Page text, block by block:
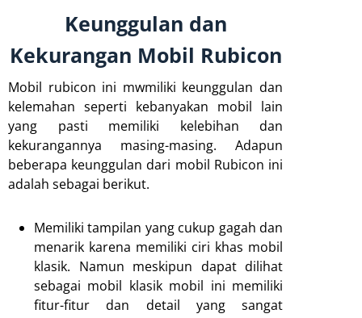
Keunggulan dan
Kekurangan Mobil Rubicon
Mobil rubicon ini mwmiliki keunggulan dan
kelemahan seperti kebanyakan mobil lain
yang pasti memiliki kelebihan dan
kekurangannya masing-masing. Adapun
beberapa keunggulan dari mobil Rubicon ini
adalah sebagai berikut.
Memiliki tampilan yang cukup gagah dan
menarik karena memiliki ciri khas mobil
klasik. Namun meskipun dapat dilihat
sebagai mobil klasik mobil ini memiliki
fitur-fitur dan detail yang sangat